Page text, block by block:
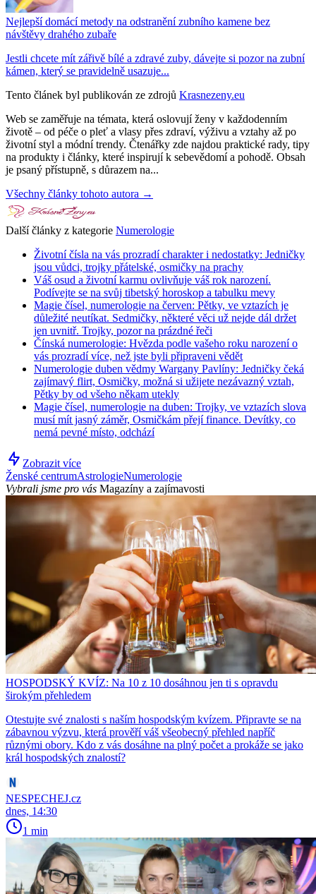
Nejlepší domácí metody na odstranění zubního kamene bez
návštěvy drahého zubaře
Jestli chcete mít zářivě bílé a zdravé zuby, dávejte si pozor na zubní
kámen, který se pravidelně usazuje...
Tento článek byl publikován ze zdrojů Krasnezeny.eu
Web se zaměřuje na témata, která oslovují ženy v každodenním
životě – od péče o pleť a vlasy přes zdraví, výživu a vztahy až po
životní styl a módní trendy. Čtenářky zde najdou praktické rady, tipy
na produkty i články, které inspirují k sebevědomí a pohodě. Obsah
je psaný přístupně, s důrazem na...
Všechny články tohoto autora →
Další články z kategorie Numerologie
Životní čísla na vás prozradí charakter i nedostatky: Jedničky
jsou vůdci, trojky přátelské, osmičky na prachy
Váš osud a životní karmu ovlivňuje váš rok narození.
Podívejte se na svůj tibetský horoskop a tabulku mevy
Magie čísel, numerologie na červen: Pětky, ve vztazích je
důležité neutíkat. Sedmičky, některé věci už nejde dál držet
jen uvnitř. Trojky, pozor na prázdné řeči
Čínská numerologie: Hvězda podle vašeho roku narození o
vás prozradí více, než jste byli připraveni vědět
Numerologie duben vědmy Wargany Pavlíny: Jedničky čeká
zajímavý flirt, Osmičky, možná si užijete nezávazný vztah,
Pětky by od všeho někam utekly
Magie čísel, numerologie na duben: Trojky, ve vztazích slova
musí mít jasný záměr, Osmičkám přejí finance. Devítky, co
nemá pevné místo, odchází
Zobrazit více
Ženské centrumAstrologieNumerologie
Vybrali jsme pro vás Magazíny a zajímavosti
HOSPODSKÝ KVÍZ: Na 10 z 10 dosáhnou jen ti s opravdu
širokým přehledem
Otestujte své znalosti s naším hospodským kvízem. Připravte se na
zábavnou výzvu, která prověří váš všeobecný přehled napříč
různými obory. Kdo z vás dosáhne na plný počet a prokáže se jako
král hospodských znalostí?
NESPECHEJ.cz
dnes, 14:30
1 min